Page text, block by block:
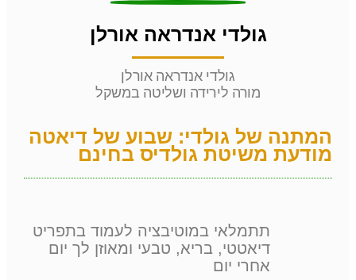
גולדי אנדראה אורלן
גולדי אנדראה אורלן
מורה לירידה ושליטה במשקל
המתנה של גולדי: שבוע של דיאטה
מודעת משיטת גולדיס בחינם
תתמלאי במוטיבציה לעמוד בתפריט
דיאטטי, בריא, טבעי ומאוזן לך יום
אחרי יום